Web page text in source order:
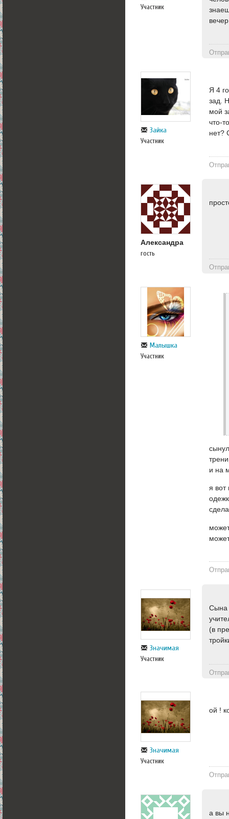
Участник
Зайка
Участник
Я 4
зад.
мой
что-
нет?
Александра
гость
Малышка
Участник
и на
я вот
Значимая
Участник
Сына
(в
Значимая
Участник
ой !
а вы